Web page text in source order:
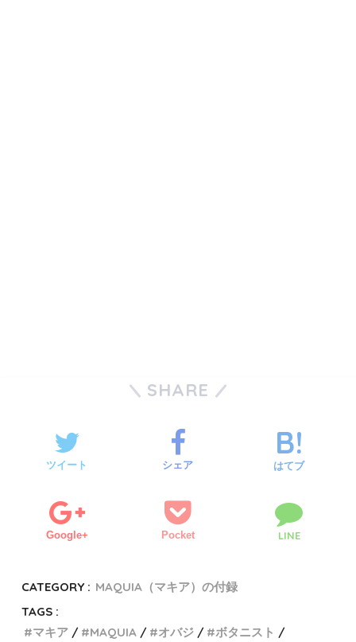
SHARE
ツイート シェア はてブ
Google+ Pocket LINE
CATEGORY : MAQUIA（マキア）の付録
TAGS :
マキア
MAQUIA オバジ
ボタニスト